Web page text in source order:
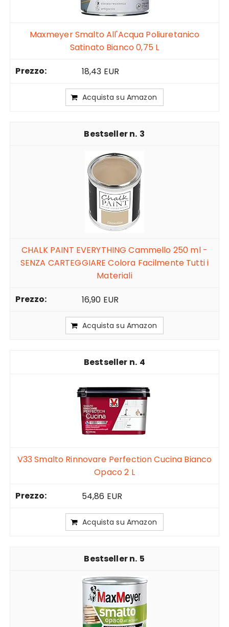
Maxmeyer Smalto All'Acqua Poliuretanico
Satinato Bianco 0,75 L
18,43 EUR
Acquista su Amazon
3
CHALK PAINT EVERYTHING Cammello 250 ml -
SENZA CARTEGGIARE Colora Facilmente Tutti i
Materiali
16,90 EUR
Acquista su Amazon
4
V33 Smalto Rinnovare Perfection Cucina Bianco
Opaco 2 L
54,86 EUR
Acquista su Amazon
5